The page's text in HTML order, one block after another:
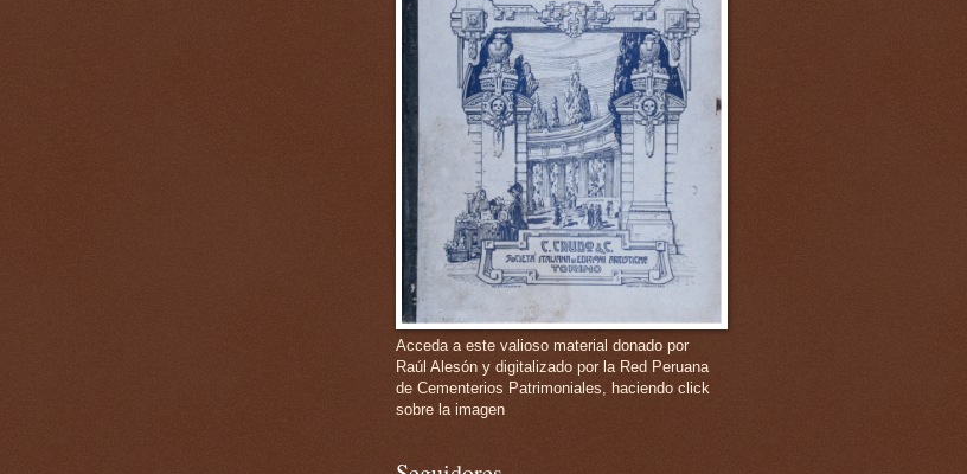
Acceda a este valioso material donado por
Raúl Alesón y digitalizado por la Red Peruana
de Cementerios Patrimoniales, haciendo click
sobre la imagen